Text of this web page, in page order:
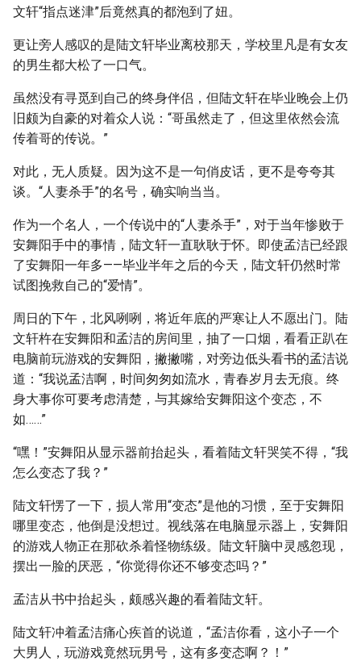
文轩“指点迷津”后竟然真的都泡到了妞。
更让旁人感叹的是陆文轩毕业离校那天，学校里凡是有女友
的男生都大松了一口气。
虽然没有寻觅到自己的终身伴侣，但陆文轩在毕业晚会上仍
旧颇为自豪的对着众人说：“哥虽然走了，但这里依然会流
传着哥的传说。”
对此，无人质疑。因为这不是一句俏皮话，更不是夸夸其
谈。“人妻杀手”的名号，确实响当当。
作为一个名人，一个传说中的“人妻杀手”，对于当年惨败于
安舞阳手中的事情，陆文轩一直耿耿于怀。即使孟洁已经跟
了安舞阳一年多——毕业半年之后的今天，陆文轩仍然时常
试图挽救自己的“爱情”。
周日的下午，北风咧咧，将近年底的严寒让人不愿出门。陆
文轩杵在安舞阳和孟洁的房间里，抽了一口烟，看看正趴在
电脑前玩游戏的安舞阳，撇撇嘴，对旁边低头看书的孟洁说
道：“我说孟洁啊，时间匆匆如流水，青春岁月去无痕。终
身大事你可要考虑清楚，与其嫁给安舞阳这个变态，不
如……”
“嘿！”安舞阳从显示器前抬起头，看着陆文轩哭笑不得，“我
怎么变态了我？”
陆文轩愣了一下，损人常用“变态”是他的习惯，至于安舞阳
哪里变态，他倒是没想过。视线落在电脑显示器上，安舞阳
的游戏人物正在那砍杀着怪物练级。陆文轩脑中灵感忽现，
摆出一脸的厌恶，“你觉得你还不够变态吗？”
孟洁从书中抬起头，颇感兴趣的看着陆文轩。
陆文轩冲着孟洁痛心疾首的说道，“孟洁你看，这小子一个
大男人，玩游戏竟然玩男号，这有多变态啊？！”